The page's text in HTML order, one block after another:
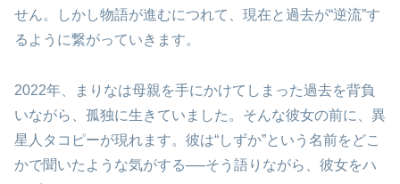
せん。しかし物語が進むにつれて、現在と過去が“逆流”す
るように繋がっていきます。
2022年、まりなは母親を手にかけてしまった過去を背負
いながら、孤独に生きていました。そんな彼女の前に、異
星人タコピーが現れます。彼は“しずか”という名前をどこ
かで聞いたような気がする──そう語りながら、彼女をハ